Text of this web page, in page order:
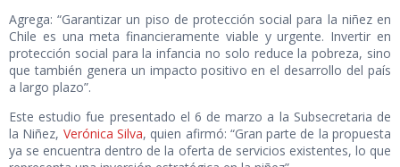
Agrega: “Garantizar un piso de protección social para la niñez en
Chile es una meta financieramente viable y urgente. Invertir en
protección social para la infancia no solo reduce la pobreza, sino
que también genera un impacto positivo en el desarrollo del país
a largo plazo”.
Este estudio fue presentado el 6 de marzo a la Subsecretaria de
la Niñez, Verónica Silva, quien afirmó: “Gran parte de la propuesta
ya se encuentra dentro de la oferta de servicios existentes, lo que